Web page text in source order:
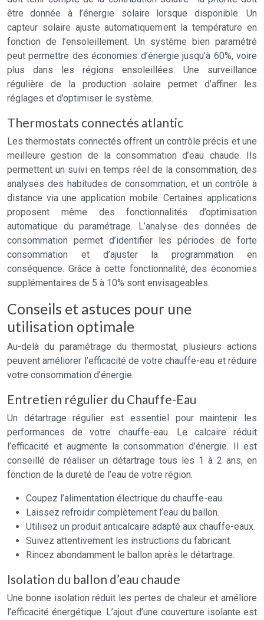
être donnée à l’énergie solaire lorsque disponible. Un
capteur solaire ajuste automatiquement la température en
fonction de l’ensoleillement. Un système bien paramétré
peut permettre des économies d’énergie jusqu’à 60%, voire
plus dans les régions ensoleillées. Une surveillance
régulière de la production solaire permet d’affiner les
réglages et d’optimiser le système.
Thermostats connectés atlantic
Les thermostats connectés offrent un contrôle précis et une
meilleure gestion de la consommation d’eau chaude. Ils
permettent un suivi en temps réel de la consommation, des
analyses des habitudes de consommation, et un contrôle à
distance via une application mobile. Certaines applications
proposent même des fonctionnalités d’optimisation
automatique du paramétrage. L’analyse des données de
consommation permet d’identifier les périodes de forte
consommation et d’ajuster la programmation en
conséquence. Grâce à cette fonctionnalité, des économies
supplémentaires de 5 à 10% sont envisageables.
Conseils et astuces pour une
utilisation optimale
Au-delà du paramétrage du thermostat, plusieurs actions
peuvent améliorer l’efficacité de votre chauffe-eau et réduire
votre consommation d’énergie.
Entretien régulier du Chauffe-Eau
Un détartrage régulier est essentiel pour maintenir les
performances de votre chauffe-eau. Le calcaire réduit
l’efficacité et augmente la consommation d’énergie. Il est
conseillé de réaliser un détartrage tous les 1 à 2 ans, en
fonction de la dureté de l’eau de votre région.
Coupez l’alimentation électrique du chauffe-eau.
Laissez refroidir complètement l’eau du ballon.
Utilisez un produit anticalcaire adapté aux chauffe-eaux.
Suivez attentivement les instructions du fabricant.
Rincez abondamment le ballon après le détartrage.
Isolation du ballon d’eau chaude
Une bonne isolation réduit les pertes de chaleur et améliore
l’efficacité énergétique. L’ajout d’une couverture isolante est